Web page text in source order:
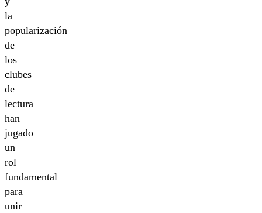
la
popularización
de
los
clubes
de
lectura
han
jugado
un
rol
fundamental
para
unir